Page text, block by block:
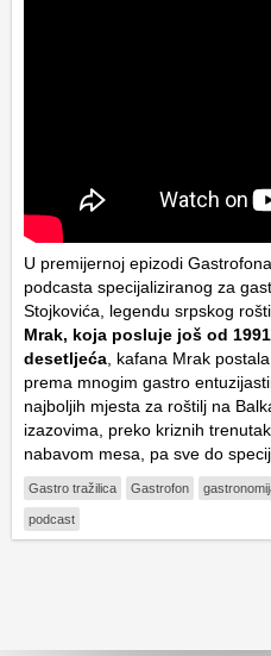
U premijernoj epizodi
podcasta specijaliziranog za
Stojkovića, legendu srpskog
Mrak, koja posluje još od
desetljeća , kafana Mrak
prema mnogim gastro
najboljih mjesta za roštilj na
izazovima, preko kriznih
nabavom mesa, pa sve do
Gastro tražilica Gastrofon
podcast